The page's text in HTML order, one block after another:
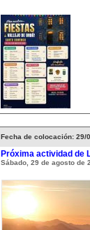
Fecha de colocación: 29/
Próxima actividad de
Sábado, 29 de agosto de